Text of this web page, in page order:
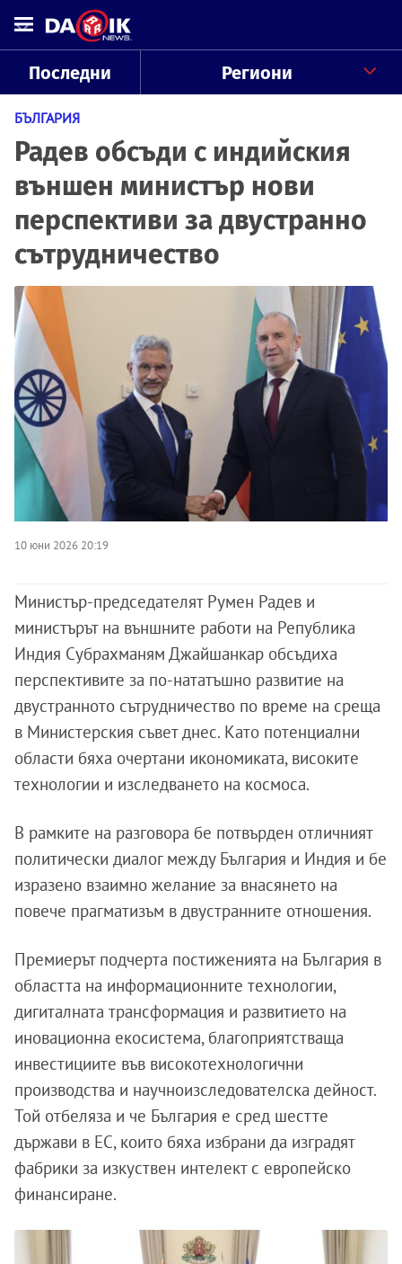
Последни Региони
БЪЛГАРИЯ
Радев обсъди с индийския
външен министър нови
перспективи за двустранно
сътрудничество
10 юни 2026 20:19
Министър-председателят Румен Радев и
министърът на външните работи на Република
Индия Субрахманям Джайшанкар обсъдиха
перспективите за по-нататъшно развитие на
двустранното сътрудничество по време на среща
в Министерския съвет днес. Като потенциални
области бяха очертани икономиката, високите
технологии и изследването на космоса.
В рамките на разговора бе потвърден отличният
политически диалог между България и Индия и бе
изразено взаимно желание за внасянето на
повече прагматизъм в двустранните отношения.
Премиерът подчерта постиженията на България в
областта на информационните технологии,
дигиталната трансформация и развитието на
иновационна екосистема, благоприятстваща
инвестициите във високотехнологични
производства и научноизследователска дейност.
Той отбеляза и че България е сред шестте
държави в ЕС, които бяха избрани да изградят
фабрики за изкуствен интелект с европейско
финансиране.